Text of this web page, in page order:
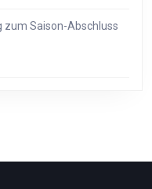
zum Saison-Abschluss